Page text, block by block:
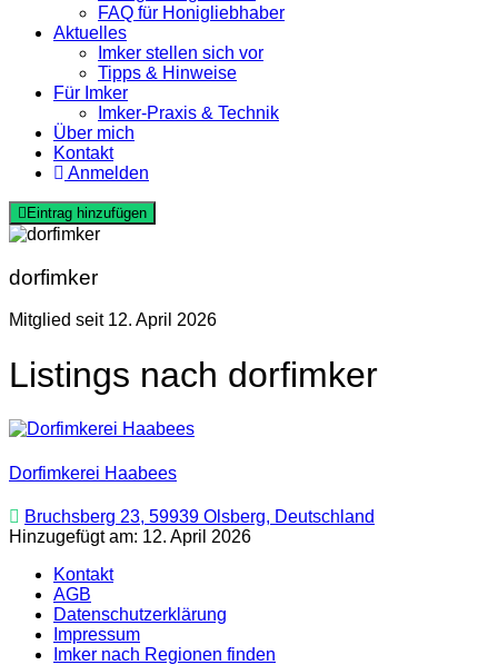
FAQ für Honigliebhaber
Aktuelles
Imker stellen sich vor
Tipps & Hinweise
Für Imker
Imker-Praxis & Technik
Über mich
Kontakt
Anmelden
Eintrag hinzufügen
dorfimker
Mitglied seit 12. April 2026
Listings nach dorfimker
Dorfimkerei Haabees
Bruchsberg 23, 59939 Olsberg, Deutschland
Hinzugefügt am: 12. April 2026
Kontakt
AGB
Datenschutzerklärung
Impressum
Imker nach Regionen finden